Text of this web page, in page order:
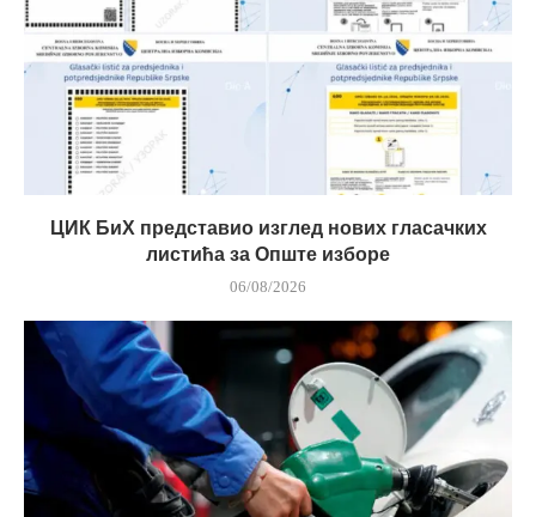
ЦИК БиХ представио изглед нових гласачких
листића за Опште изборе
06/08/2026